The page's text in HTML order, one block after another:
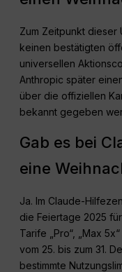
Zum Zeitpunkt dieser
keinen bestätigten
universellen
Anthropic später
über die offiziellen
bekannt gegeben
Gab es bei
eine
Ja. Im Claude-
die Feiertage 2025
Tarife „Pro“, „Max
vom 25. bis zum 31.
bestimmte